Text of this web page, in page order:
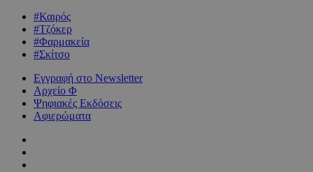
#Καιρός
#Τζόκερ
#Φαρμακεία
#Σκίτσο
Εγγραφή στο Newsletter
Αρχείο Φ
Ψηφιακές Εκδόσεις
Αφιερώματα